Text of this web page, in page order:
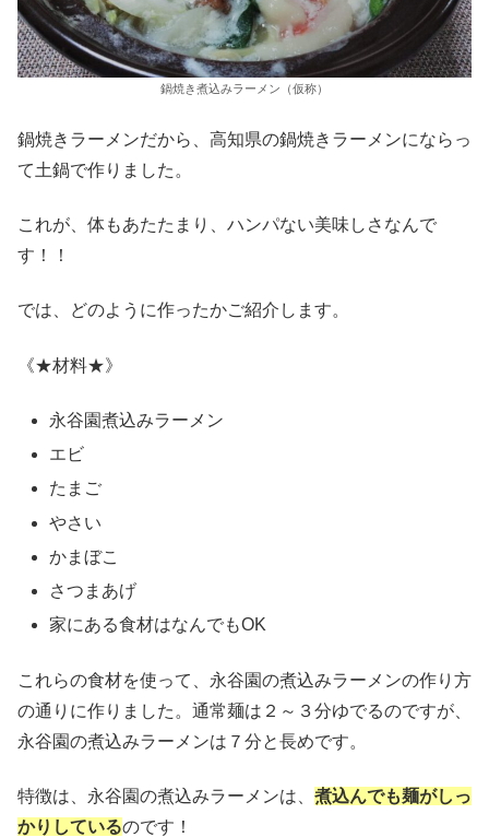
鍋焼き煮込みラーメン（仮称）
鍋焼きラーメンだから、高知県の鍋焼きラーメンにならっ
て土鍋で作りました。
これが、体もあたたまり、ハンパない美味しさなんで
す！！
では、どのように作ったかご紹介します。
《★材料★》
永谷園煮込みラーメン
エビ
たまご
やさい
かまぼこ
さつまあげ
家にある食材はなんでもOK
これらの食材を使って、永谷園の煮込みラーメンの作り方
の通りに作りました。通常麺は２～３分ゆでるのですが、
永谷園の煮込みラーメンは７分と長めです。
特徴は、永谷園の煮込みラーメンは、 煮込んでも麺がしっ
かりしているのです！